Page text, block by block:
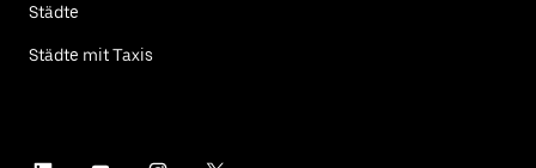
Städte
Städte mit Taxis